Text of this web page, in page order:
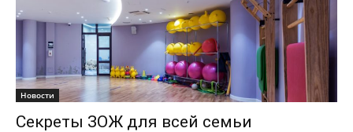
Новости
Секреты ЗОЖ для всей семьи